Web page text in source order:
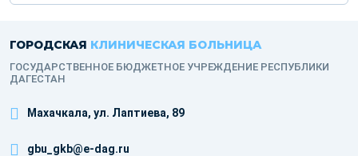
ГОРОДСКАЯ КЛИНИЧЕСКАЯ БОЛЬНИЦА
ГОСУДАРСТВЕННОЕ БЮДЖЕТНОЕ УЧРЕЖДЕНИЕ РЕСПУБЛИКИ
ДАГЕСТАН
Махачкала, ​ул. Лаптиева, 89
gbu_gkb@e-dag.ru